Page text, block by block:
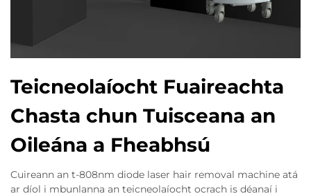
Teicneolaíocht Fuaireachta
Chasta chun Tuisceana an
Oileána a Fheabhsú
Cuireann an t-808nm diode laser hair removal machine atá
ar díol i mbunlanna an teicneolaíocht ocrach is déanaí i